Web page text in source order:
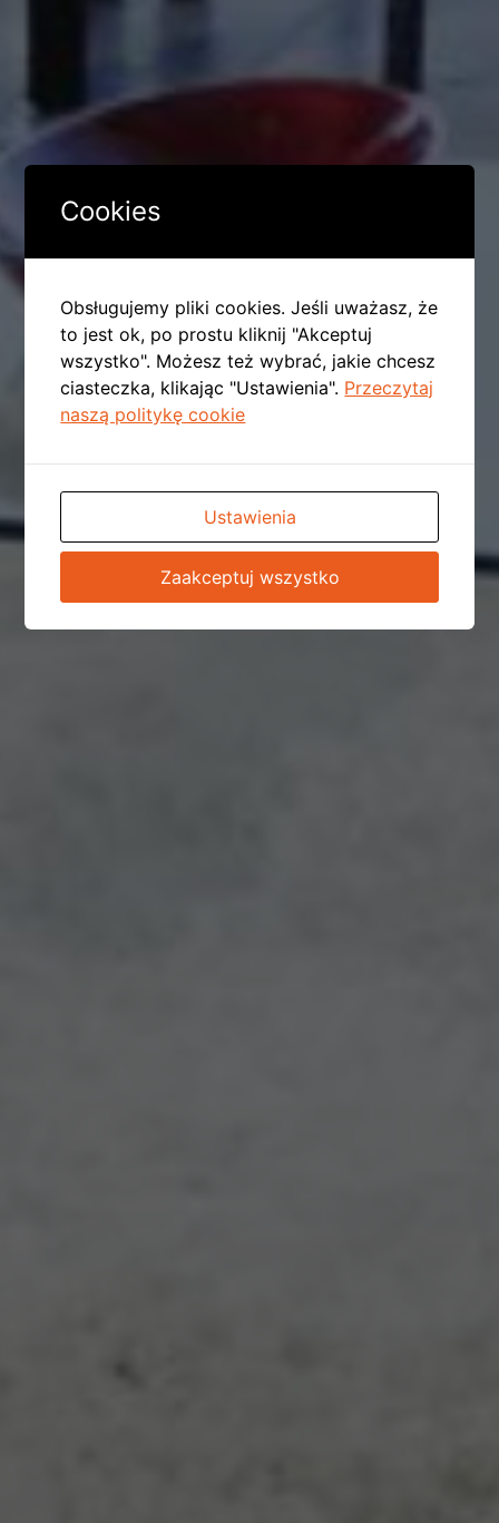
Cookies
Obsługujemy pliki cookies. Jeśli uważasz, że
to jest ok, po prostu kliknij "Akceptuj
wszystko". Możesz też wybrać, jakie chcesz
ciasteczka, klikając "Ustawienia". Przeczytaj
naszą politykę cookie
Ustawienia
Zaakceptuj wszystko